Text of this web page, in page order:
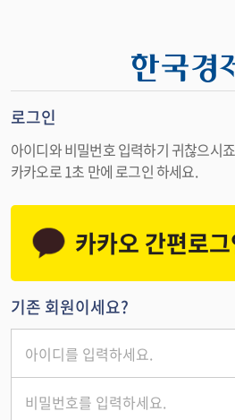
로그인
아이디와 비밀번호 입력하기 귀찮으시
카카오로 1초 만에 로그인 하세요.
카카오 간편로
기존 회원이세요?